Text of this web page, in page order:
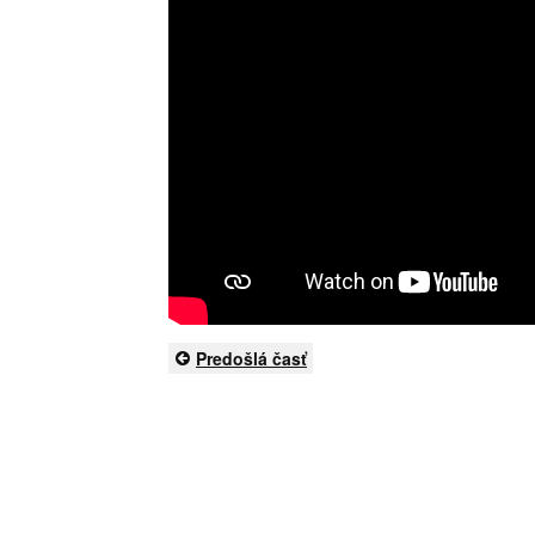
Predošlá časť